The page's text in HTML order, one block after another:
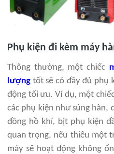
Phụ kiện đi kèm máy
Thông thường, một chiếc
lượng tốt sẽ có đầy đủ phụ
động tối ưu. Ví dụ, một
các phụ kiện như súng hàn,
đồng hồ khí, bịt phụ kiện
quan trọng, nếu thiếu một
máy sẽ hoạt động không